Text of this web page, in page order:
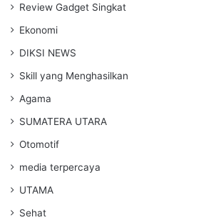
Review Gadget Singkat
Ekonomi
DIKSI NEWS
Skill yang Menghasilkan
Agama
SUMATERA UTARA
Otomotif
media terpercaya
UTAMA
Sehat